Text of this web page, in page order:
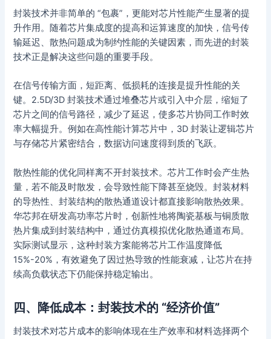
封装技术并非简单的 “包裹”，更能对芯片性能产生显著的提
升作用。随着芯片集成度的提高和运算速度的加快，信号传
输延迟、散热问题成为制约性能的关键因素，而先进的封装
技术正是解决这些问题的重要手段。
在信号传输方面，短距离、低损耗的连接是提升性能的关
键。2.5D/3D 封装技术通过堆叠芯片或引入中介层，缩短了
芯片之间的信号路径，减少了延迟，使多芯片协同工作时效
率大幅提升。例如在高性能计算芯片中，3D 封装让逻辑芯片
与存储芯片紧密结合，数据访问速度得到质的飞跃。
散热性能的优化同样离不开封装技术。芯片工作时会产生热
量，若不能及时散发，会导致性能下降甚至烧毁。封装材料
的导热性、封装结构的散热通道设计都直接影响散热效果。
华芯邦在研发高功率芯片时，创新性地将陶瓷基板与铜质散
热片集成到封装结构中，通过仿真模拟优化散热通道布局。
实际测试显示，这种封装方案能将芯片工作温度降低
15%-20%，有效避免了因过热导致的性能衰减，让芯片在持
续高负载状态下仍能保持稳定输出。
四、降低成本：封装技术的 “经济价值”
封装技术对芯片成本的影响体现在生产效率和材料选择两个